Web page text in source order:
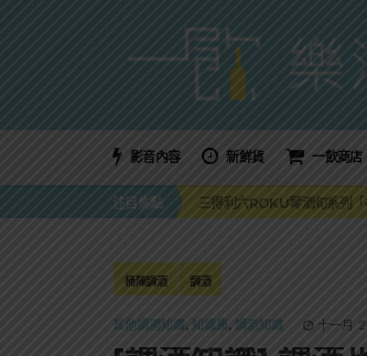
影音內容 新鮮貨 一飲商店
注目焦點
萬眾敲碗如期回歸！
三得利六ROKU琴酒旬系列
美國正式恢復蘇格蘭威士忌
ABSOLUT 攜手 TABASCO®
萬眾敲碗如期回歸！SUNMAI
三得利六ROKU琴酒旬系列「
桶陳調酒 調酒
其他調酒知識, 知識庫, 調酒知識 十一月